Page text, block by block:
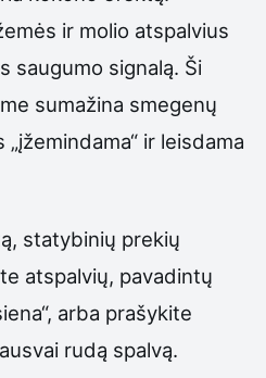
ir molio atspalvius
saugumo signalą. Ši
sumažina smegenų
ir leisdama
statybinių prekių
atspalvių, pavadintų
arba prašykite
rudą spalvą.